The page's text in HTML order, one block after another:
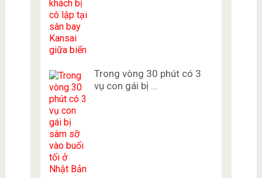
Trong vòng 30 phút có 3
vụ con gái bị …